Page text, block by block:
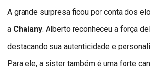
A grande surpresa ficou por conta dos
a Chaiany. Alberto reconheceu a força
destacando sua autenticidade e
Para ele, a sister também é uma forte